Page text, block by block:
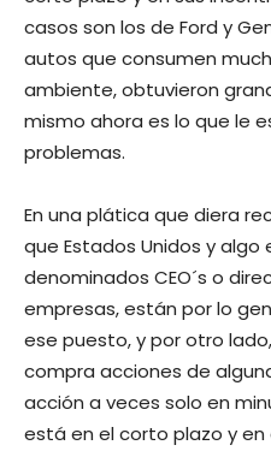
casos son los de Ford y
autos que consumen
ambiente, obtuvieron
mismo ahora es lo que le
problemas.
En una plática que diera
que Estados Unidos y algo
denominados CEO´s o
empresas, están por lo
ese puesto, y por otro
compra acciones de
acción a veces solo en
está en el corto plazo y